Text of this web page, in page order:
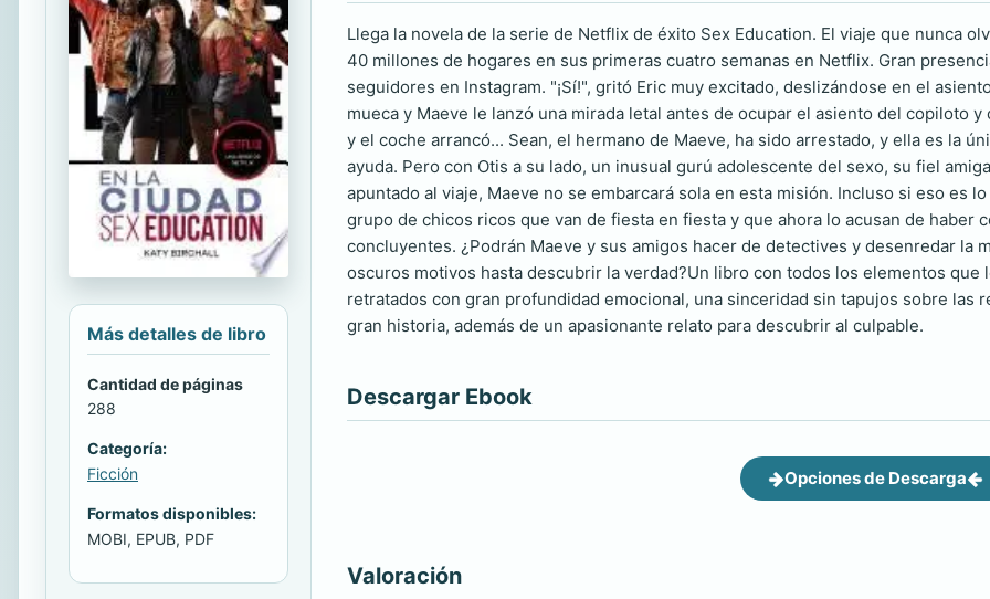
Más detalles de libro
Cantidad de páginas
288
Categoría:
Ficción
Formatos disponibles:
MOBI, EPUB, PDF
Llega la novela de la serie de Netflix de éxito Sex Education. El viaje que nunca
40 millones de hogares en sus primeras cuatro semanas en Netflix. Gran
seguidores en Instagram. "¡Sí!", gritó Eric muy excitado, deslizándose en el
mueca y Maeve le lanzó una mirada letal antes de ocupar el asiento del copiloto
y el coche arrancó... Sean, el hermano de Maeve, ha sido arrestado, y ella es la
ayuda. Pero con Otis a su lado, un inusual gurú adolescente del sexo, su fiel
apuntado al viaje, Maeve no se embarcará sola en esta misión. Incluso si eso es
grupo de chicos ricos que van de fiesta en fiesta y que ahora lo acusan de haber
concluyentes. ¿Podrán Maeve y sus amigos hacer de detectives y desenredar la
oscuros motivos hasta descubrir la verdad?Un libro con todos los elementos
retratados con gran profundidad emocional, una sinceridad sin tapujos sobre las
gran historia, además de un apasionante relato para descubrir al culpable.
Descargar Ebook
Opciones de Descarga
Valoración